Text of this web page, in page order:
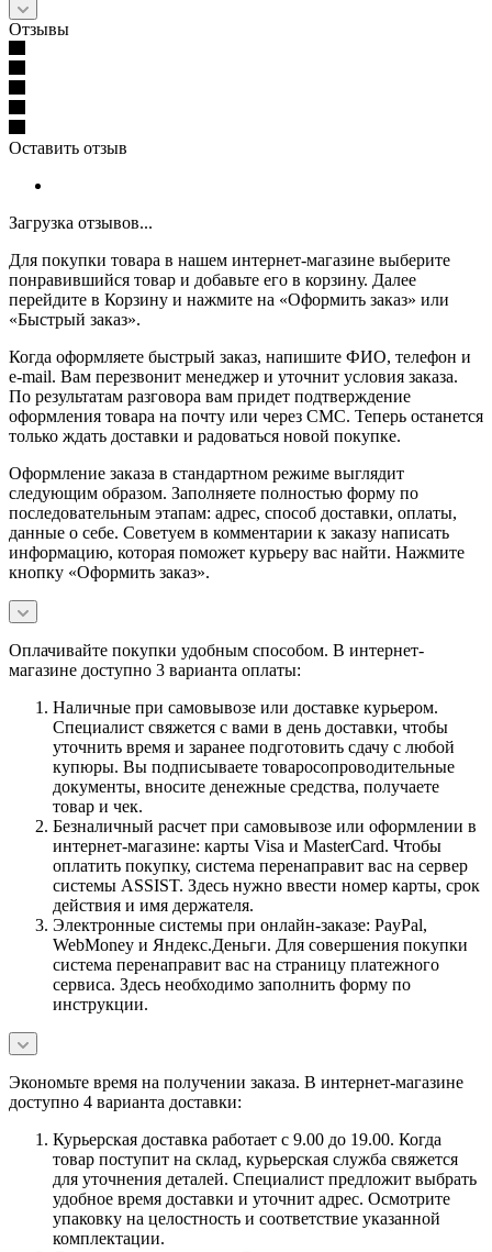
Отзывы
Оставить отзыв
Загрузка отзывов...
Для покупки товара в нашем интернет-магазине выберите
понравившийся товар и добавьте его в корзину. Далее
перейдите в Корзину и нажмите на «Оформить заказ» или
«Быстрый заказ».
Когда оформляете быстрый заказ, напишите ФИО, телефон и
e-mail. Вам перезвонит менеджер и уточнит условия заказа.
По результатам разговора вам придет подтверждение
оформления товара на почту или через СМС. Теперь останется
только ждать доставки и радоваться новой покупке.
Оформление заказа в стандартном режиме выглядит
следующим образом. Заполняете полностью форму по
последовательным этапам: адрес, способ доставки, оплаты,
данные о себе. Советуем в комментарии к заказу написать
информацию, которая поможет курьеру вас найти. Нажмите
кнопку «Оформить заказ».
Оплачивайте покупки удобным способом. В интернет-
магазине доступно 3 варианта оплаты:
Наличные при самовывозе или доставке курьером.
Специалист свяжется с вами в день доставки, чтобы
уточнить время и заранее подготовить сдачу с любой
купюры. Вы подписываете товаросопроводительные
документы, вносите денежные средства, получаете
товар и чек.
Безналичный расчет при самовывозе или оформлении в
интернет-магазине: карты Visa и MasterCard. Чтобы
оплатить покупку, система перенаправит вас на сервер
системы ASSIST. Здесь нужно ввести номер карты, срок
действия и имя держателя.
Электронные системы при онлайн-заказе: PayPal,
WebMoney и Яндекс.Деньги. Для совершения покупки
система перенаправит вас на страницу платежного
сервиса. Здесь необходимо заполнить форму по
инструкции.
Экономьте время на получении заказа. В интернет-магазине
доступно 4 варианта доставки:
Курьерская доставка работает с 9.00 до 19.00. Когда
товар поступит на склад, курьерская служба свяжется
для уточнения деталей. Специалист предложит выбрать
удобное время доставки и уточнит адрес. Осмотрите
упаковку на целостность и соответствие указанной
комплектации.